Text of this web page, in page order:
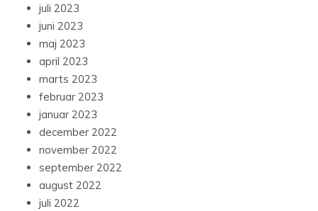
juli 2023
juni 2023
maj 2023
april 2023
marts 2023
februar 2023
januar 2023
december 2022
november 2022
september 2022
august 2022
juli 2022